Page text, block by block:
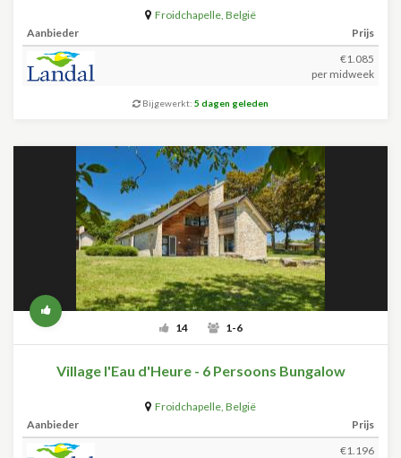
Froidchapelle, België
Aanbieder
Prijs
€1.085
per midweek
Bijgewerkt: 5 dagen geleden
14 1-6
Village l'Eau d'Heure - 6 Persoons Bungalow
Froidchapelle, België
Aanbieder
Prijs
€1.196